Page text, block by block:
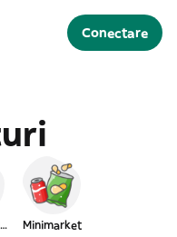
Conectare
Fructe/legume Minimarket